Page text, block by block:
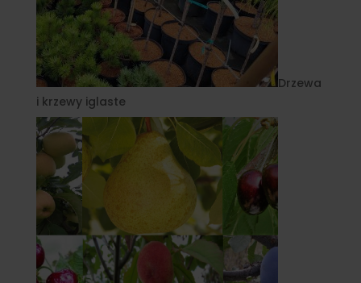
Drzewa
i krzewy iglaste